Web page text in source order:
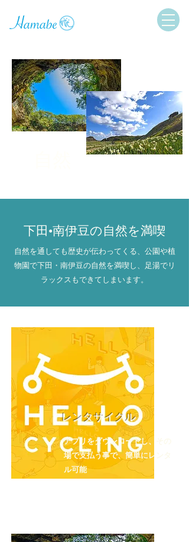
下田•南伊豆の自然を満喫
自然を通しても歴史が伝わってくる、公園や植
物園で下田・南伊豆の自然を満喫し、足湯でリ
ラックスもできてしまいます。
レンタサイクル
アプリをダウンロードし、その
場で支払う事で、簡単にレンタ
ル可能